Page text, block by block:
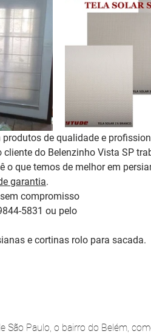
de qualidade e
do Belenzinho Vista SP
o que temos de melhor em
garantia.
compromisso
5831 ou pelo
e cortinas rolo para sacada.
São Paulo, o bairro do Belém,